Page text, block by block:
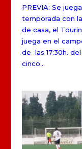
PREVIA: Se
temporada con
de casa, el
juega en el
de las 17:30h.
cinco...